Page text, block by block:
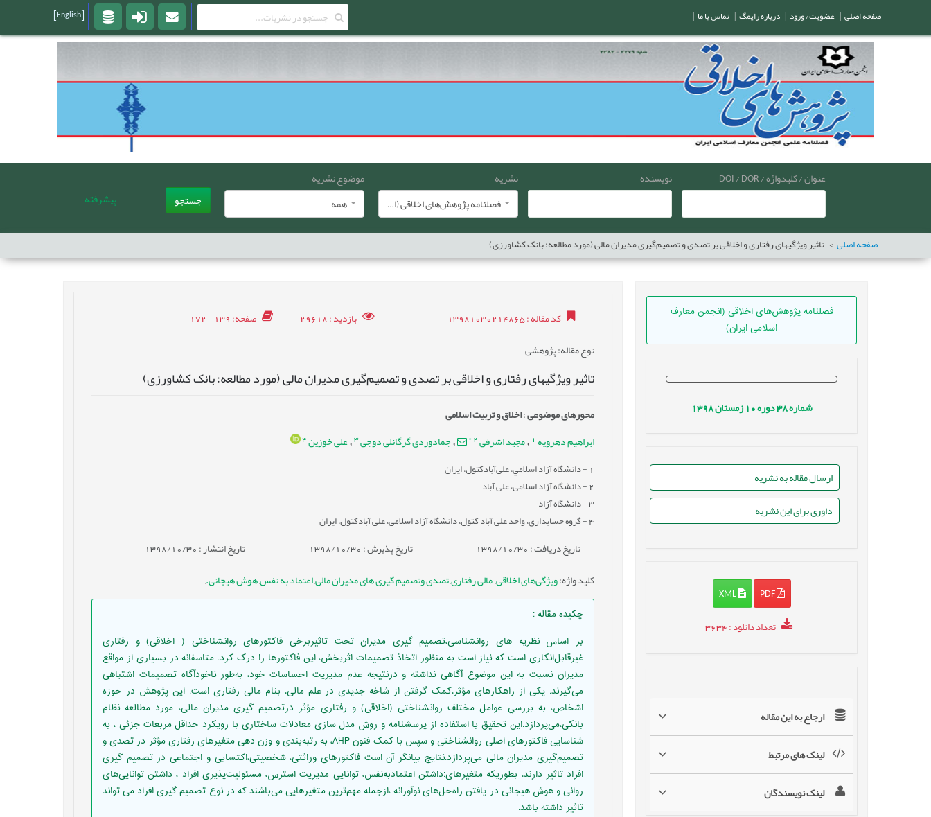
عنوان / کلیدواژه / DOI / DOR نویسنده
نشریه
فصلنامه پژوهش‌های اخلاقی (انجمن معارف اسلامی ایران)
موضوع نشریه
همه
جستجو پیشرفته
صفحه اصلی تاثیر ویژگیهای رفتاری و اخلاقی بر تصدی و تصمیم‌گیری مديران مالی (مورد مطالعه: بانک کشاورزی)
فصلنامه پژوهش‌های اخلاقی (انجمن معارف
اسلامی ایران)
شماره38 دوره زمستان1398
ارسال مقاله به نشریه
داوری برای این نشریه
PDF
XML
تعداد دانلود: 3634
ارجاع به این مقاله
لینک های مرتبط
لینک نویسندگان
کد مقاله: 13981030214865 بازدید: 29618 صفحه: 139 - 172
نوع مقاله: پژوهشی
تاثیر ویژگیهای رفتاری و اخلاقی بر تصدی و تصمیم‌گیری مديران مالی (مورد مطالعه: بانک کشاورزی)
محورهای موضوعی:اخلاق و تربیت اسلامی
ابراهيم دهرويه 1
,مجید اشرفی2
*
,جمادوردی گرگانلی دوجی3
,علی خوزین4
1 - دانشگاه آزاد اسلامي، علی‌آبادکتول، ایران
2- دانشگاه آزاد اسلامی، علی آباد
3- دانشگاه آزاد
4- گروه حسابداری، واحد علی آباد کتول، دانشگاه آزاد اسلامی، علی آبادکتول، ایران
تاریخ دریافت : 1398/10/30 تاریخ پذیرش : 1398/10/30 تاریخ انتشار : 1398/10/30
کلید واژه:ویژگی‌های اخلاقی,‌ مالی رفتاری,تصدی وتصمیم گیری های مدیران مالی,اعتماد به نفس,هوش هیجانی.,
چکیده مقاله:
بر اساس نظریه های روانشناسی،تصمیم گیری مدیران تحت تاثیربرخی فاکتورهای روانشناختی ( اخلاقی) و رفتاری
غیرقابل‌انکاری است که نیاز است به منظور اتخاذ تصمیمات اثربخش، این فاکتورها را درک کرد. متاسفانه در بسیاری ‏از مواقع
مدیران نسبت به این موضوع آگاهی نداشته و درنتیجه عدم مدیریت ‏احساسات خود، به‌طور ناخودآگاه تصمیمات اشتباهی
می‌گیرند. یکی از راهکارهای مؤثر،کمک گرفتن از شاخه جدیدی در ‏علم مالی، بنام مالی رفتاری است. این پژوهش در حوزه
اشخاص، به بررسي عوامل مختلف روانشناختی (اخلاقی) و رفتاری مؤثر درتصمیم گیری مدیران مالی، مورد مطالعه نظام
بانکی،می‌پردازد.اين تحقيق با استفاده از پرسشنامه و روش مدل سازی معادلات ساختاری با رویکرد حداقل مربعات جزئی ، به
شناسایی فاکتورهای اصلی روانشناختی و سپس با کمک فنون AHP، به رتبه‌بندی و وزن دهی متغیرهای رفتاری مؤثر در تصدی و
تصمیم‌گیری مدیران مالی می‌پردازد.نتایج بیانگر آن است فاکتورهای وراثتی، شخصیتی،اکتسابی و اجتماعی در تصمیم گیری
افراد تاثیر دارند، بطوریکه متغیرهای:داشتن اعتمادبه‌نفس، توانایی مدیریت استرس، مسئولیت‌پذیری افراد ، داشتن توانایی‌های
روانی و هوش هیجانی در یافتن راه‌حل‌های نوآورانه ،ازجمله مهم‌ترین متغیرهایی می‌باشند که در نوع تصمیم گیری افراد می تواند
تاثیر داشته باشد.
صفحه اصلی | عضویت/ ورود | درباره رایمگ | تماس با ما |
[English]